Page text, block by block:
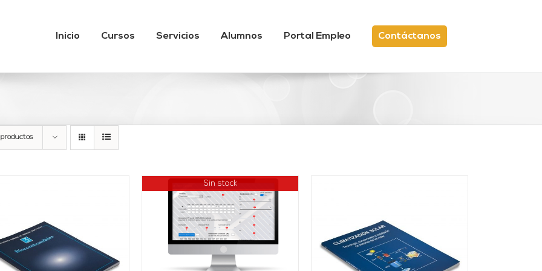
Inicio Cursos Servicios Alumnos Portal Empleo Contáctanos
Sin stock
DETALLES
DETALLES